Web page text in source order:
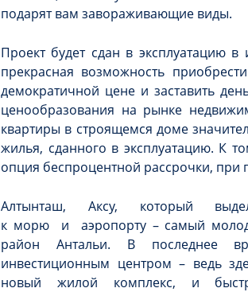
подарят вам завораживающие виды.
Проект будет сдан в эксплуатацию
прекрасная возможность
демократичной цене и заставить
ценообразования на рынке
квартиры в строящемся доме
жилья, сданного в эксплуатацию. К
опция беспроцентной рассрочки, при
Алтынташ, Аксу, который
к морю и аэропорту – самый
район Антальи. В последнее
инвестиционным центром – ведь
новый жилой комплекс, и